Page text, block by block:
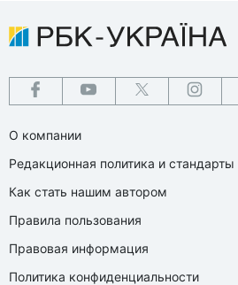
О компании
Редакционная политика и стандарты
Как стать нашим автором
Правила пользования
Правовая информация
Политика конфиденциальности